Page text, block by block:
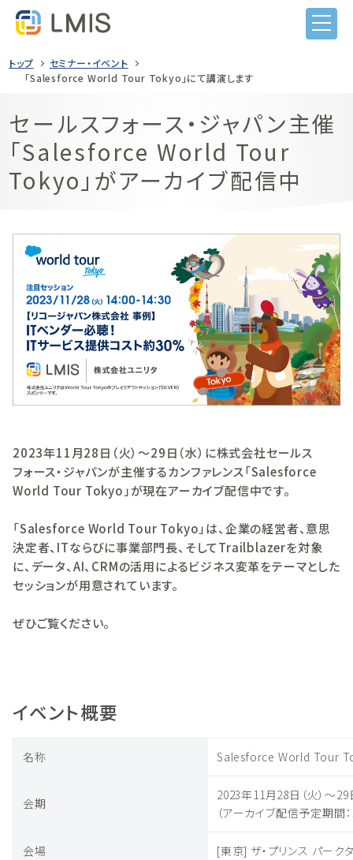
LMISとは
機能
目的から選ぶ
ヘルプデスク業務
システム監査対応
サービス構成管理
カスタマーサービス
システム運用の自動化
価格
セミナー
コンテンツナビ
資料ダウンロード
お問い合わせ
トップ
セミナー・イベント
「Salesforce World Tour Tokyo」にて講演します
セールスフォース・ジャパン主催
「Salesforce World Tour
Tokyo」がアーカイブ配信中
2023年11月28日（火）〜29日（水）に株式会社セールス
フォース・ジャパンが主催するカンファレンス「Salesforce
World Tour Tokyo」が現在アーカイブ配信中です。
「Salesforce World Tour Tokyo」は、企業の経営者、意思
決定者、ITならびに事業部門長、そしてTrailblazerを対象
に、データ、AI、CRMの活用によるビジネス変革をテーマとした
セッションが用意されています。
ぜひご覧ください。
イベント概要
名称 Salesforce World Tour
会期
2023年11月28日（火）〜29
（アーカイブ配信予定期間
会場 [東京] ザ・プリンス パー